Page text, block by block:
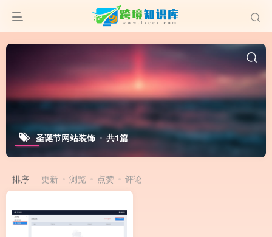
圣诞节网站装饰 共1篇
排序 更新 浏览 点赞 评论